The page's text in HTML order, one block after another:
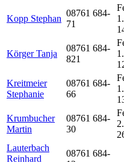
Kopp Stephan
08761 684-
71
Körger Tanja
08761 684-
821
Kreitmeier
Stephanie
08761 684-
66
Krumbucher
Martin
08761 684-
30
Lauterbach
Reinhard
08761 684-